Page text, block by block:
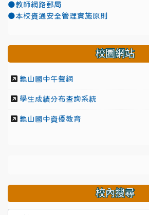
●教師網路郵局
●本校資通安全管理實施原則
校園網站
龜山國中午餐網
學生成績分布查詢系統
龜山國中資優教育
校內搜尋